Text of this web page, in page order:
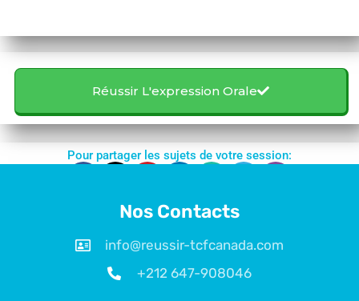
Réussir L'expression Orale
Pour partager les sujets de votre session:
Nos Contacts
info@reussir-tcfcanada.com
+212 647-908046